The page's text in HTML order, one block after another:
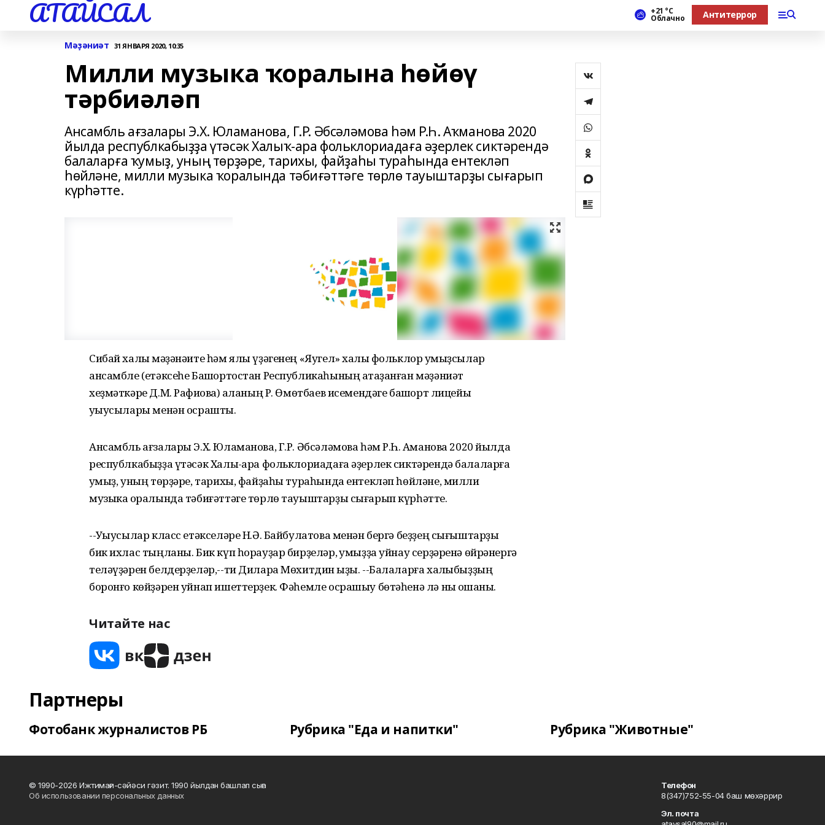
АТАЙСАЛ +21 °С
Облачно Антитеррор
Мәҙәниәт 31 ЯНВАРЯ 2020, 10:35
Милли музыка ҡоралына һөйөү
тәрбиәләп
Ансамбль ағзалары Э.Х. Юламанова, Г.Р. Әбсәләмова һәм Р.Һ. Аҡманова 2020
йылда республкабыҙҙа үтәсәк Халыҡ-ара фольклориадаға әҙерлек сиктәрендә
балаларға ҡумыҙ, уның төрҙәре, тарихы, файҙаһы тураһында ентекләп
һөйләне, милли музыка ҡоралында тәбиғәттәге төрлө тауыштарҙы сығарып
күрһәтте.
Сибай халыҡ мәҙәнәите һәм ялы үҙәгенең «Яугел» халыҡ фольклор ҡумыҙсылар
ансамбле (етәксеһе Башҡортостан Республикаһының атҡаҙанған мәҙәниәт
хеҙмәткәре Д.М. Рафиҡова) ҡаланың Р. Өмөтбаев исемендәге башҡорт лицейы
уҡыусылары менән осрашты.
Ансамбль ағзалары Э.Х. Юламанова, Г.Р. Әбсәләмова һәм Р.Һ. Аҡманова 2020 йылда
республкабыҙҙа үтәсәк Халыҡ-ара фольклориадаға әҙерлек сиктәрендә балаларға
ҡумыҙ, уның төрҙәре, тарихы, файҙаһы тураһында ентекләп һөйләне, милли
музыка ҡоралында тәбиғәттәге төрлө тауыштарҙы сығарып күрһәтте.
--Уҡыусылар класс етәкселәре Н.Ә. Байбулатова менән бергә беҙҙең сығыштарҙы
бик ихлас тыңланы. Бик күп һорауҙар бирҙеләр, ҡумыҙҙа уйнау серҙәренә өйрәнергә
теләүҙәрен белдерҙеләр,--ти Дилара Мөхитдин ҡыҙы. --Балаларға халҡыбыҙҙың
боронғо көйҙәрен уйнап ишеттерҙек. Фәһемле осрашыу бөтәһенә лә ныҡ оҡшаны.
Читайте нас
Партнеры
Фотобанк журналистов РБ Рубрика "Еда и напитки" Рубрика "Животные"
© 1990-2026 Ижтимағи-сәйәси гәзит. 1990 йылдан башлап сыға
Об использовании персональных данных
Телефон
8(347)752-55-04 баш мөхәррир
Эл. почта